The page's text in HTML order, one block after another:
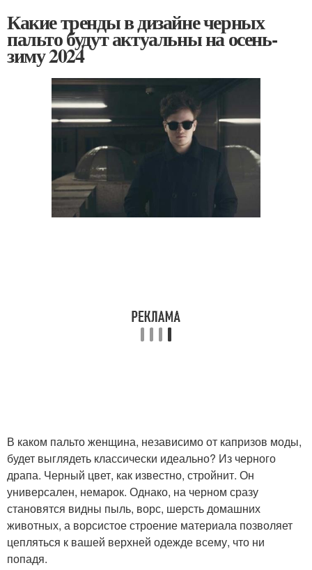
Какие тренды в дизайне черных
пальто будут актуальны на осень-
зиму 2024
В каком пальто женщина, независимо от капризов моды,
будет выглядеть классически идеально? Из черного
драпа. Черный цвет, как известно, стройнит. Он
универсален, немарок. Однако, на черном сразу
становятся видны пыль, ворс, шерсть домашних
животных, а ворсистое строение материала позволяет
цепляться к вашей верхней одежде всему, что ни
попадя.